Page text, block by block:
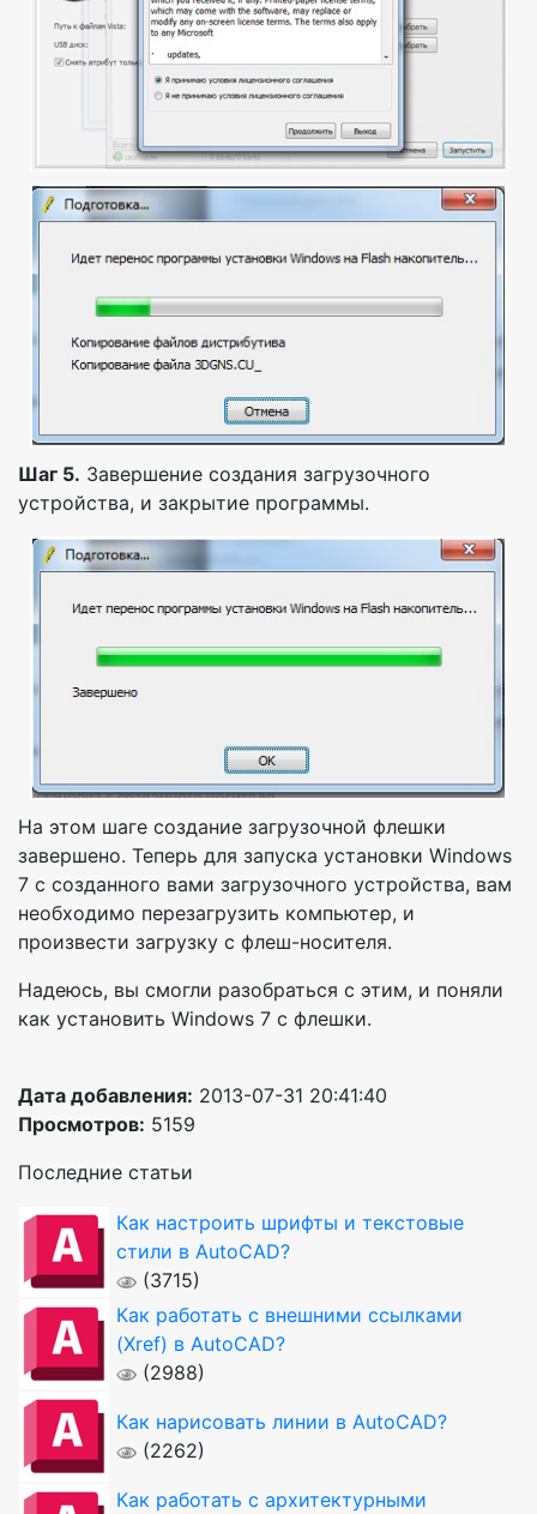
Шаг 5. Завершение создания загрузочного
устройства, и закрытие программы.
На этом шаге создание загрузочной флешки
завершено. Теперь для запуска установки Windows
7 с созданного вами загрузочного устройства, вам
необходимо перезагрузить компьютер, и
произвести загрузку с флеш-носителя.
Надеюсь, вы смогли разобраться с этим, и поняли
как установить Windows 7 с флешки.
Дата добавления: 2013-07-31 20:41:40
Просмотров: 5159
Последние статьи
Как настроить шрифты и текстовые
стили в AutoCAD?
(3715)
Как работать с внешними ссылками
(Xref) в AutoCAD?
(2988)
Как нарисовать линии в AutoCAD?
(2262)
Как работать с архитектурными